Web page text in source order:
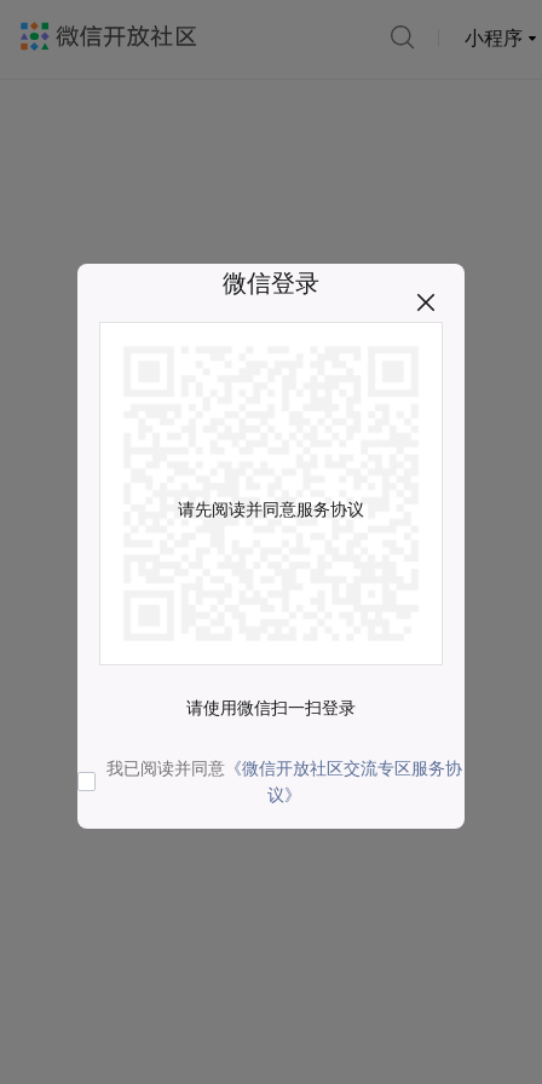
小程序
微信登录
请先阅读并同意服务协议
请使用微信扫一扫登录
我已阅读并同意 《微信开放社区交流专区服务协
议》